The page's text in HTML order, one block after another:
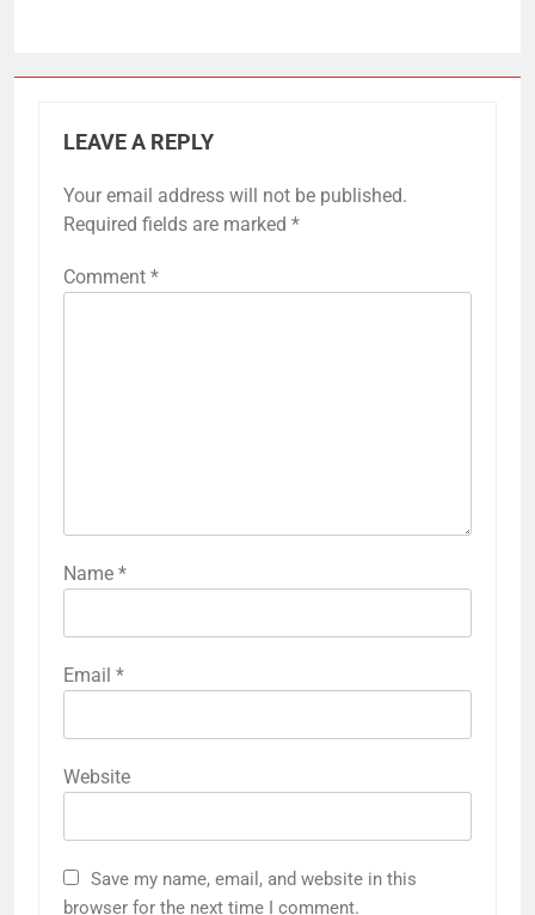
LEAVE A REPLY
Your email address will not be published.
Required fields are marked *
Comment *
Name *
Email *
Website
Save my name, email, and website in this
browser for the next time I comment.
राम की नगरी अयोध्या में आने वाले भक्तों
का स्वागत करेगा लक्ष्मण द्वार